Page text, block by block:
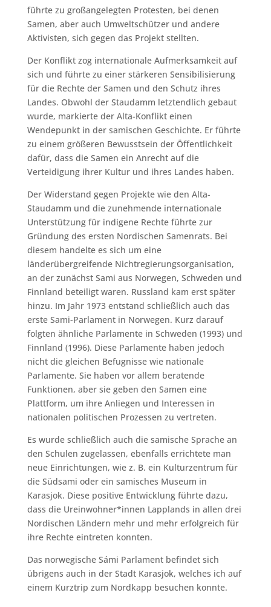
führte zu großangelegten Protesten, bei denen
Samen, aber auch Umweltschützer und andere
Aktivisten, sich gegen das Projekt stellten.
Der Konflikt zog internationale Aufmerksamkeit auf
sich und führte zu einer stärkeren Sensibilisierung
für die Rechte der Samen und den Schutz ihres
Landes. Obwohl der Staudamm letztendlich gebaut
wurde, markierte der Alta-Konflikt einen
Wendepunkt in der samischen Geschichte. Er führte
zu einem größeren Bewusstsein der Öffentlichkeit
dafür, dass die Samen ein Anrecht auf die
Verteidigung ihrer Kultur und ihres Landes haben.
Der Widerstand gegen Projekte wie den Alta-
Staudamm und die zunehmende internationale
Unterstützung für indigene Rechte führte zur
Gründung des ersten Nordischen Samenrats. Bei
diesem handelte es sich um eine
länderübergreifende Nichtregierungsorganisation,
an der zunächst Sami aus Norwegen, Schweden und
Finnland beteiligt waren. Russland kam erst später
hinzu. Im Jahr 1973 entstand schließlich auch das
erste Sami-Parlament in Norwegen. Kurz darauf
folgten ähnliche Parlamente in Schweden (1993) und
Finnland (1996). Diese Parlamente haben jedoch
nicht die gleichen Befugnisse wie nationale
Parlamente. Sie haben vor allem beratende
Funktionen, aber sie geben den Samen eine
Plattform, um ihre Anliegen und Interessen in
nationalen politischen Prozessen zu vertreten.
Es wurde schließlich auch die samische Sprache an
den Schulen zugelassen, ebenfalls errichtete man
neue Einrichtungen, wie z. B. ein Kulturzentrum für
die Südsami oder ein samisches Museum in
Karasjok. Diese positive Entwicklung führte dazu,
dass die Ureinwohner*innen Lapplands in allen drei
Nordischen Ländern mehr und mehr erfolgreich für
ihre Rechte eintreten konnten.
Das norwegische Sámi Parlament befindet sich
übrigens auch in der Stadt Karasjok, welches ich auf
einem Kurztrip zum Nordkapp besuchen konnte.